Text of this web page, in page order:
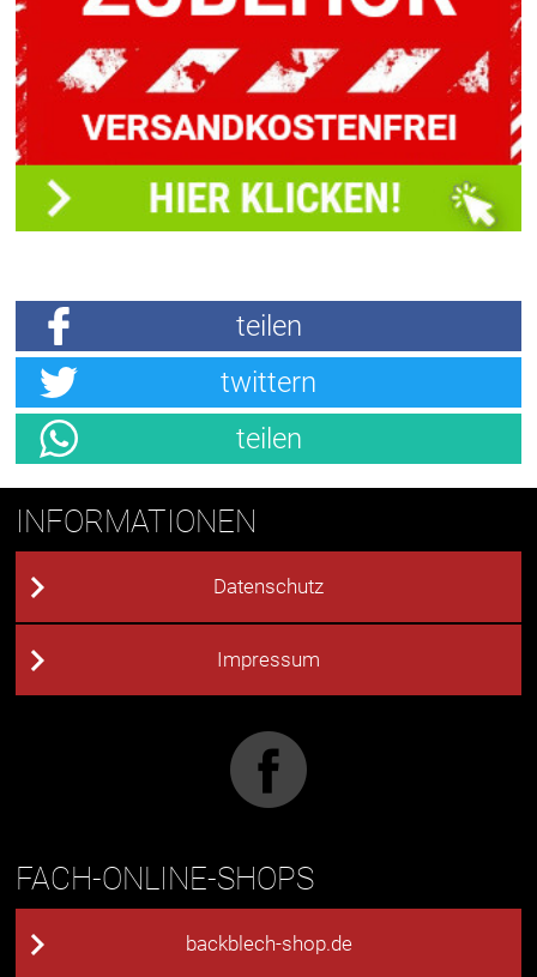
teilen
twittern
teilen
INFORMATIONEN
Datenschutz
Impressum
FACH-ONLINE-SHOPS
backblech-shop.de